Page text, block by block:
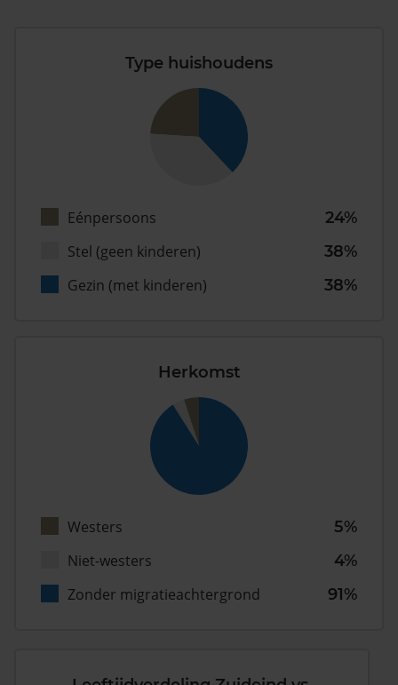
Type huishoudens
Eénpersoons
24%
Stel (geen kinderen)
38%
Gezin (met kinderen)
38%
Herkomst
Westers
5%
Niet-westers
4%
Zonder migratieachtergrond
91%